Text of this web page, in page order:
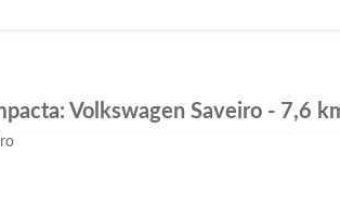
Volkswagen Saveiro - 7,6